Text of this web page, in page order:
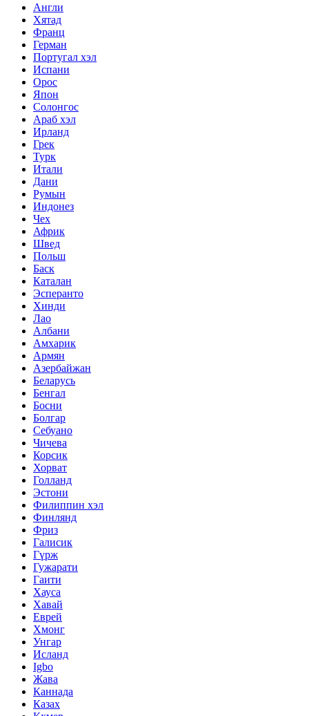
Англи
Хятад
Франц
Герман
Португал хэл
Испани
Орос
Япон
Солонгос
Араб хэл
Ирланд
Грек
Турк
Итали
Дани
Румын
Индонез
Чех
Африк
Швед
Польш
Баск
Каталан
Эсперанто
Хинди
Лао
Албани
Амхарик
Армян
Азербайжан
Беларусь
Бенгал
Босни
Болгар
Себуано
Чичева
Корсик
Хорват
Голланд
Эстони
Филиппин хэл
Финлянд
Фриз
Галисик
Гүрж
Гужарати
Гаити
Хауса
Хавай
Еврей
Хмонг
Унгар
Исланд
Igbo
Жава
Каннада
Казах